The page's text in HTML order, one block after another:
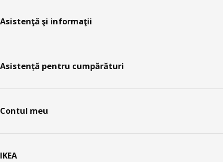
Asistenţă şi informaţii
Asistență pentru cumpărături
Contul meu
IKEA